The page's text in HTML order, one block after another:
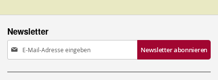
Newsletter
Anmeldung
zum
Newsletter:
Newsletter abonnieren